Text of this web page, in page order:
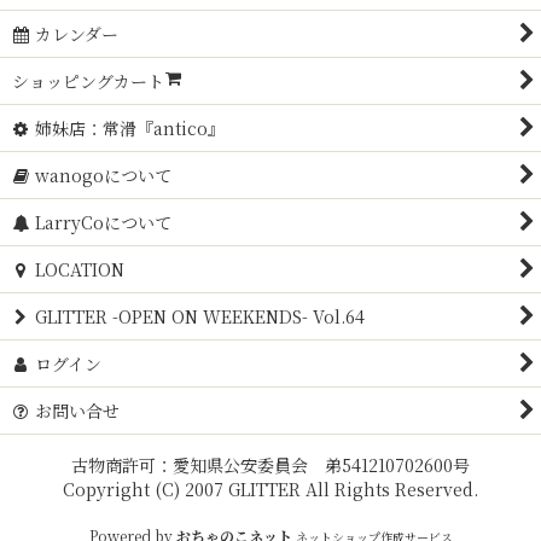
カレンダー
ショッピングカート
姉妹店：常滑『antico』
wanogoについて
LarryCoについて
LOCATION
GLITTER -OPEN ON WEEKENDS- Vol.64
ログイン
お問い合せ
古物商許可：愛知県公安委員会 弟541210702600号
Copyright (C) 2007 GLITTER All Rights Reserved.
Powered byおちゃのこネット ネットショップ作成サービス